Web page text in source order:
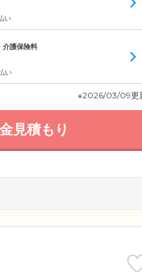
い
介護保険料
い
※2026/03/09更
見積もり